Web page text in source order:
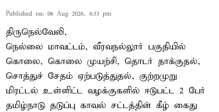
Published on: 06 Aug 2026, 4:33 pm
திருநெல்வேலி,
நெல்லை மாவட்டம், வீரவநல்லூர் பகுதியில்
கொலை, கொலை முயற்சி, தொடர் தாக்குதல்,
சொத்துச் சேதம் ஏற்படுத்துதல், குற்றமுறு
மிரட்டல் உள்ளிட்ட வழக்குகளில் ஈடுபட்ட 2 பேர்
தமிழ்நாடு தடுப்பு காவல் சட்டத்தின் கீழ் கைது